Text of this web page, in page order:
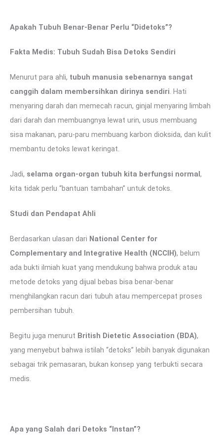
Apakah Tubuh Benar-Benar Perlu “Didetoks”?
Fakta Medis: Tubuh Sudah Bisa Detoks Sendiri
Menurut para ahli, tubuh manusia sebenarnya sangat
canggih dalam membersihkan dirinya sendiri. Hati
menyaring darah dan memecah racun, ginjal menyaring limbah
dari darah dan membuangnya lewat urin, usus membuang
sisa makanan, paru-paru membuang karbon dioksida, dan kulit
membantu detoks lewat keringat.
Jadi, selama organ-organ tubuh kita berfungsi normal,
kita tidak perlu “bantuan tambahan” untuk detoks.
Studi dan Pendapat Ahli
Berdasarkan ulasan dari National Center for
Complementary and Integrative Health (NCCIH), belum
ada bukti ilmiah kuat yang mendukung bahwa produk atau
metode detoks yang dijual bebas bisa benar-benar
menghilangkan racun dari tubuh atau mempercepat proses
pembersihan tubuh.
Begitu juga menurut British Dietetic Association (BDA),
yang menyebut bahwa istilah “detoks” lebih banyak digunakan
sebagai trik pemasaran, bukan konsep yang terbukti secara
medis.
Apa yang Salah dari Detoks “Instan”?